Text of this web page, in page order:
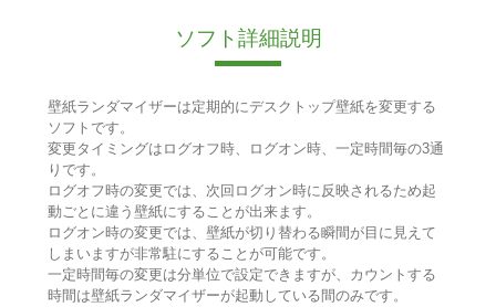
ソフト詳細説明
壁紙ランダマイザーは定期的にデスクトップ壁紙を変更する
ソフトです。
変更タイミングはログオフ時、ログオン時、一定時間毎の3通
りです。
ログオフ時の変更では、次回ログオン時に反映されるため起
動ごとに違う壁紙にすることが出来ます。
ログオン時の変更では、壁紙が切り替わる瞬間が目に見えて
しまいますが非常駐にすることが可能です。
一定時間毎の変更は分単位で設定できますが、カウントする
時間は壁紙ランダマイザーが起動している間のみです。